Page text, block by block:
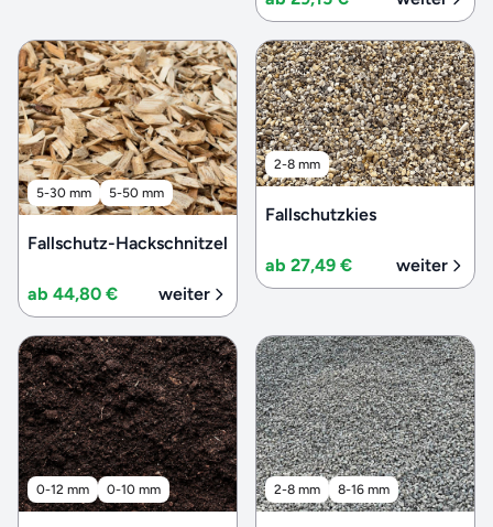
5-30 mm 5-50 mm
Fallschutz-Hackschnitzel
ab 44,80 € weiter
2-8 mm
Fallschutzkies
ab 27,49 € weiter
0-12 mm 0-10 mm 2-8 mm 8-16 mm